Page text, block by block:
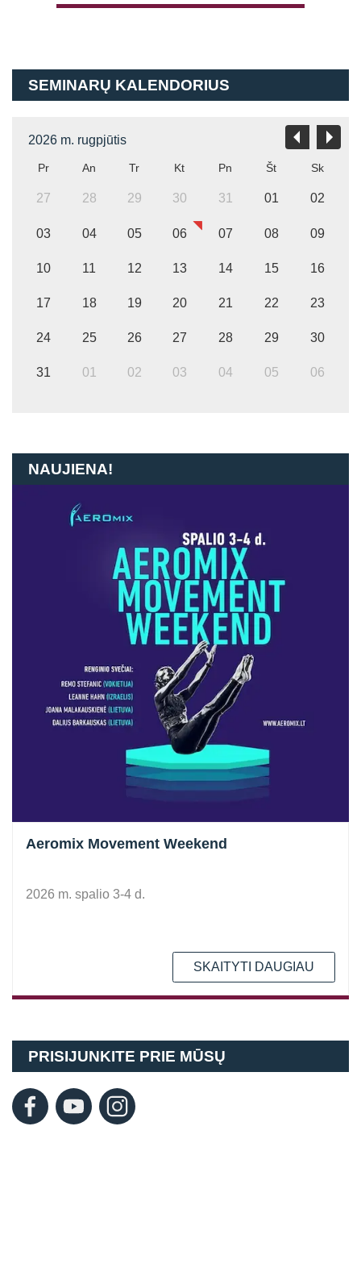
SEMINARŲ KALENDORIUS
2026 m. rugpjūtis
Pr An Tr Kt Pn Št Sk
27 28 29 30 31 01 02
03 04 05 06 07 08 09
10 11 12 13 14 15 16
17 18 19 20 21 22 23
24 25 26 27 28 29 30
31 01 02 03 04 05 06
NAUJIENA!
Aeromix Movement Weekend
2026 m. spalio 3-4 d.
SKAITYTI DAUGIAU
PRISIJUNKITE PRIE MŪSŲ